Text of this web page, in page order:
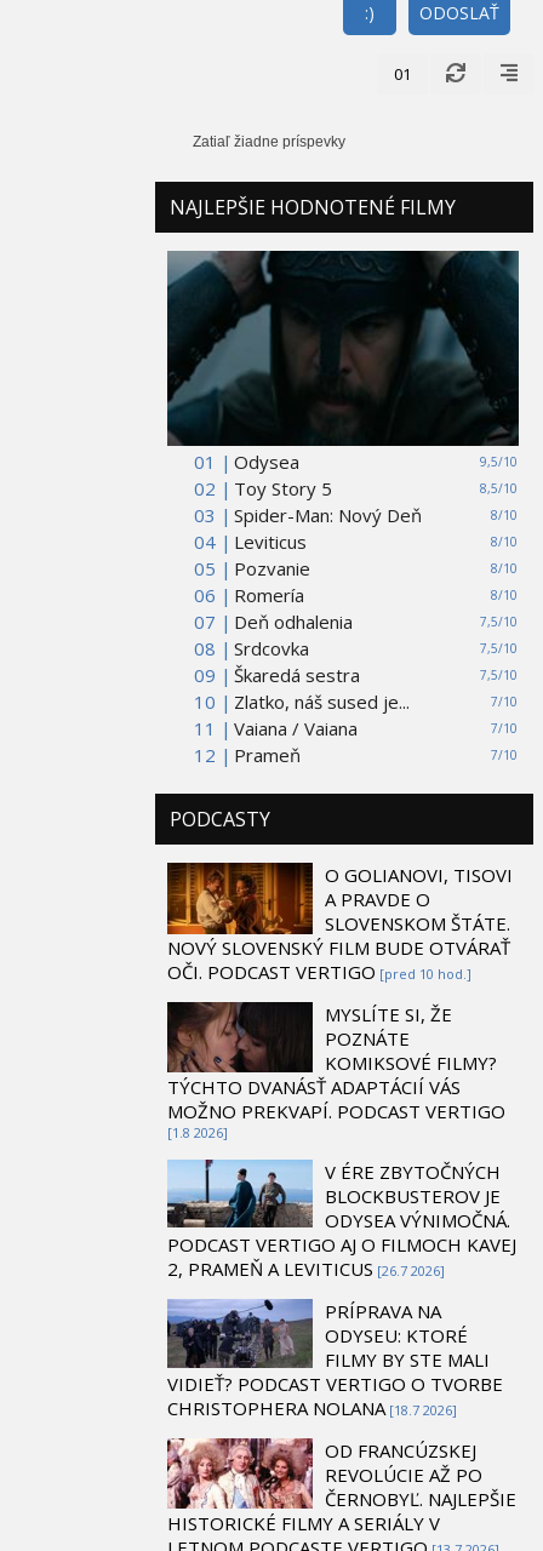
ODOSLAŤ
:)
01
Zatiaľ žiadne príspevky
NAJLEPŠIE HODNOTENÉ FILMY
01 | 9,5/10
Odysea
02 |
8,5/10
Toy Story 5
03 |
8/10
Spider-Man: Nový Deň
04 |
8/10
Leviticus
05 |
8/10
Pozvanie
06 |
8/10
Romería
07 |
7,5/10
Deň odhalenia
08 |
7,5/10
Srdcovka
09 |
7,5/10
Škaredá sestra
10 |
7/10
Zlatko, náš sused je...
11 |
7/10
Vaiana / Vaiana
12 |
7/10
Prameň
PODCASTY
O GOLIANOVI, TISOVI
A PRAVDE O
SLOVENSKOM ŠTÁTE.
NOVÝ SLOVENSKÝ FILM BUDE OTVÁRAŤ
OČI. PODCAST VERTIGO [pred 10 hod.]
MYSLÍTE SI, ŽE
POZNÁTE
KOMIKSOVÉ FILMY?
TÝCHTO DVANÁSŤ ADAPTÁCIÍ VÁS
MOŽNO PREKVAPÍ. PODCAST VERTIGO
[1.8 2026]
V ÉRE ZBYTOČNÝCH
BLOCKBUSTEROV JE
ODYSEA VÝNIMOČNÁ.
PODCAST VERTIGO AJ O FILMOCH KAVEJ
2, PRAMEŇ A LEVITICUS [26.7 2026]
PRÍPRAVA NA
ODYSEU: KTORÉ
FILMY BY STE MALI
VIDIEŤ? PODCAST VERTIGO O TVORBE
CHRISTOPHERA NOLANA [18.7 2026]
OD FRANCÚZSKEJ
REVOLÚCIE AŽ PO
ČERNOBYĽ. NAJLEPŠIE
HISTORICKÉ FILMY A SERIÁLY V